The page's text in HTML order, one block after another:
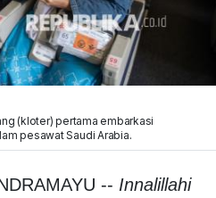
(kloter) pertama embarkasi
pesawat Saudi Arabia.
-- Innalillahi